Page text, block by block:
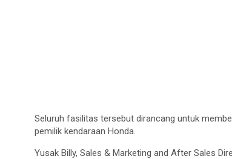
Seluruh fasilitas tersebut dirancang untuk
pemilik kendaraan Honda.
Yusak Billy, Sales & Marketing and After Sales